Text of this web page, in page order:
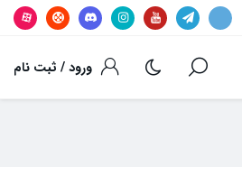
ورود / ثبت نام